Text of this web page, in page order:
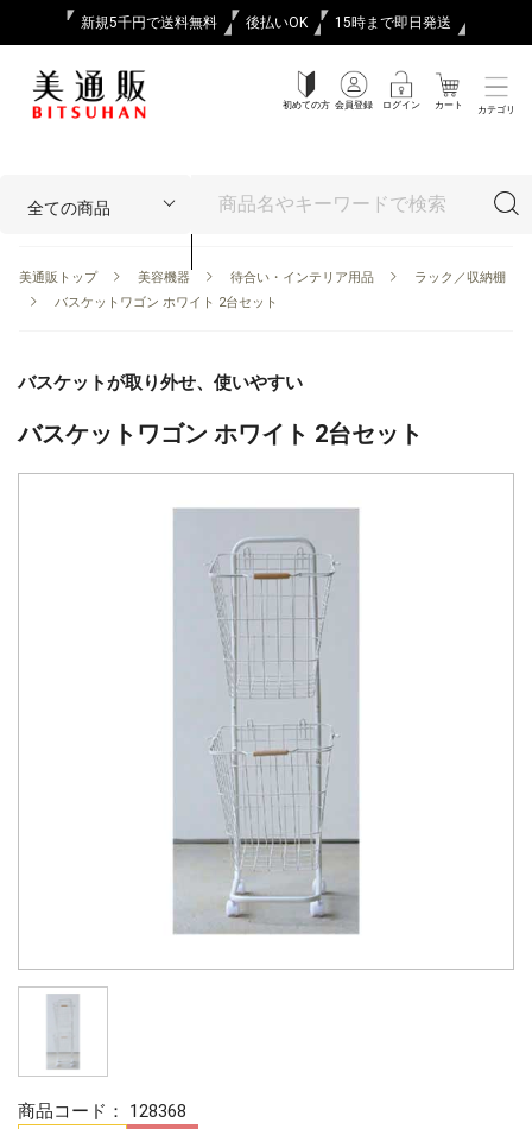
新規5千円で送料無料 後払いOK 15時まで即日発送
初めての方 会員登録 ログイン カート カテゴリ
美通販トップ 美容機器 待合い・インテリア用品
ラック／収納棚
バスケットワゴン ホワイト 2台セット
バスケットが取り外せ、使いやすい
バスケットワゴン ホワイト 2台セット
商品コード： 128368